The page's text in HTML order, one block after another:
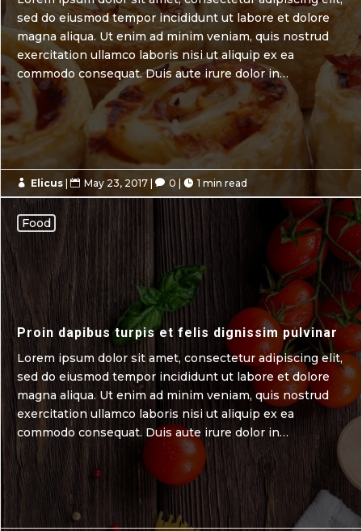
sed do eiusmod tempor incididunt ut labore et dolore
magna aliqua. Ut enim ad minim veniam, quis nostrud
exercitation ullamco laboris nisi ut aliquip ex ea
commodo consequat. Duis aute irure dolor in…
 Elicus  May 23, 2017 |  0|  1 min read
Food
Proin dapibus turpis et felis dignissim pulvinar
Lorem ipsum dolor sit amet, consectetur adipiscing elit,
sed do eiusmod tempor incididunt ut labore et dolore
magna aliqua. Ut enim ad minim veniam, quis nostrud
exercitation ullamco laboris nisi ut aliquip ex ea
commodo consequat. Duis aute irure dolor in…